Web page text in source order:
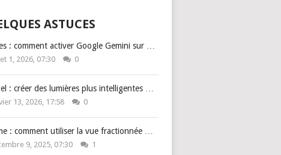
ASTUCES
: comment activer Google Gemini sur …
1, 2026, 07:30 0
: créer des lumières plus intelligentes …
13, 2026, 17:58 0
: comment utiliser la vue fractionnée …
9, 2025, 07:30 1